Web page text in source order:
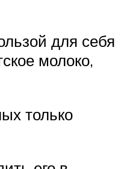
для себя
молоко,
только